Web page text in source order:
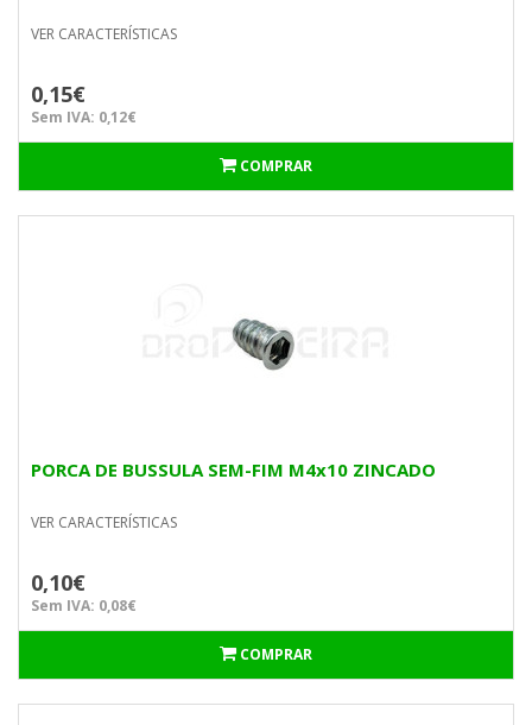
VER CARACTERÍSTICAS
0,15€
Sem IVA: 0,12€
COMPRAR
PORCA DE BUSSULA SEM-FIM M4x10 ZINCADO
VER CARACTERÍSTICAS
0,10€
Sem IVA: 0,08€
COMPRAR